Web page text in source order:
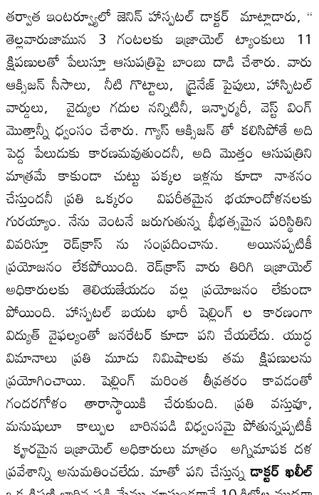
తర్వాత ఇంటర్వ్యూలో జెనిన్ హాస్పటల్ డాక్టర్ మాట్లాడారు, “
తెల్లవారుజామున 3 గంటలకు ఇజ్రాయెల్ ట్యాంకులు 11
క్షిపణులతో పేలుస్తూ ఆసుపత్రిపై బాంబు దాడి చేశారు. వారు
ఆక్సిజన్ సీసాలు, నీటి గొట్టాలు, డ్రైనేజ్ పైపులు, హాస్పిటల్
వార్డులు, వైద్యుల గదుల నన్నిటినీ, ఇన్ఫార్మరీ, వెస్ట్ వింగ్
మొత్తాన్నీ ధ్వంసం చేశారు. గ్యాస్ ఆక్సిజన్‌ తో కలిసిపోతే అది
పెద్ద పేలుడుకు కారణమవుతుందనీ, అది మొత్తం ఆసుపత్రిని
మాత్రమే కాకుండా చుట్టు పక్కల ఇళ్లను కూడా నాశనం
చేస్తుందనీ ప్రతి ఒక్కరం విపరీతమైన భయాందోళనలకు
గురయ్యాం. నేను వెంటనే జరుగుతున్న భీభత్సమైన పరిస్థితిని
వివరిస్తూ రెడ్‌క్రాస్‌ ను సంప్రదించాను. అయినప్పటికీ
ప్రయోజనం లేకపోయింది. రెడ్‌క్రాస్‌ వారు తిరిగి ఇజ్రాయెల్
అధికారులకు తెలియజేయడం వల్ల ప్రయోజనం లేకుండా
పోయింది. హాస్పటల్ బయట భారీ షెల్లింగ్ ల కారణంగా
విద్యుత్ వైఫల్యంతో జనరేటర్ కూడా పని చేయలేదు. యుద్ధ
విమానాలు ప్రతి మూడు నిమిషాలకు తమ క్షిపణులను
ప్రయోగించాయి. షెల్లింగ్ మరింత తీవ్రతరం కావడంతో
గందరగోళం తారాస్థాయికి చేరుకుంది. ప్రతి వస్తువూ,
మనుషులూ కాల్పుల బారినపడి విధ్వంసమై పోతున్నప్పటికీ
కౄరమైన ఇజ్రాయెల్ అధికారులు మాత్రం అగ్నిమాపక దళ
ప్రవేశాన్ని అనుమతించలేదు. మాతో పని చేస్తున్నడాక్టర్ ఖలీల్